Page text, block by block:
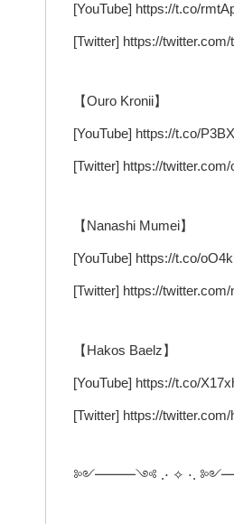
[YouTube] https://t.co/
[Twitter] https://
【Ouro Kronii】
[YouTube] https://t.co/
[Twitter] https://
【Nanashi Mumei】
[YouTube] https://t.co/
[Twitter] https://
【Hakos Baelz】
[YouTube] https://t.co/
[Twitter] https://
༻━━━༺ .⋅ ✧ ⋅.